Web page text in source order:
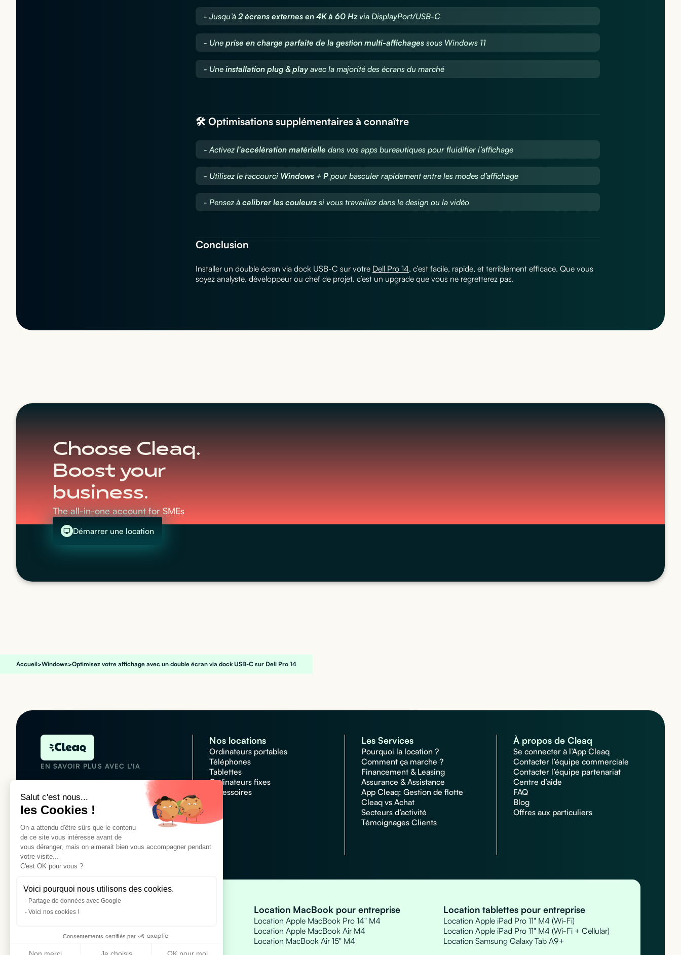
Salut c'est nous...
les Cookies !
On a attendu d'être sûrs que le contenu
de ce site vous intéresse avant de
vous déranger, mais on aimerait bien vous accompagner pendant
votre visite...
C'est OK pour vous ?
Voici pourquoi nous utilisons des cookies.
Partage de données avec Google
Voici nos cookies !
Consentements certifiés par
- Jusqu’à 2 écrans externes en 4K à 60 Hzvia DisplayPort/USB-C
- Une prise en charge parfaite de la gestion multi-affichages sous Windows 11
- Une installation plug & playavec la majorité des écrans du marché
🛠️ Optimisations supplémentaires à connaître
- Activez l'accélération matérielle dans vos apps bureautiques pour fluidifier l’affichage
- Utilisez le raccourci Windows + P pour basculer rapidement entre les modes d’affichage
- Pensez à calibrer les couleurs si vous travaillez dans le design ou la vidéo
Conclusion
Installer un double écran via dock USB-C sur votre Dell Pro 14, c’est facile, rapide, et terriblement efficace. Que vous
soyez analyste, développeur ou chef de projet, c’est un upgrade que vous ne regretterez pas.
Choose Cleaq.
Boost your
business.
The all-in-one account for SMEs
Démarrer une location
Accueil>Windows>Optimisez votre affichage avec un double écran via dock USB-C sur Dell Pro 14
EN SAVOIR PLUS AVEC L'IA
locations informatique
Customer rating : 4,7/5
Nos locations
Ordinateurs portables
Téléphones
Tablettes
Ordinateurs fixes
Accessoires
Les Services
Pourquoi la location ?
Comment ça marche ?
Financement & Leasing
Assurance & Assistance
App Cleaq: Gestion de flotte
Cleaq vs Achat
Secteurs d’activité
Témoignages Clients
À propos de Cleaq
Se connecter à l’App Cleaq
Contacter l’équipe commerciale
Contacter l’équipe partenariat
Centre d’aide
FAQ
Blog
Offres aux particuliers
Location téléphones pour entreprise
Location Samsung Galaxy S25
Location MacBook pour entreprise
Location Apple MacBook Pro 14" M4
Location Apple MacBook Air M4
Location MacBook Air 15" M4
Location tablettes pour entreprise
Location Apple iPad Pro 11" M4 (Wi-Fi)
Location Apple iPad Pro 11" M4 (Wi-Fi + Cellular)
Location Samsung Galaxy Tab A9+